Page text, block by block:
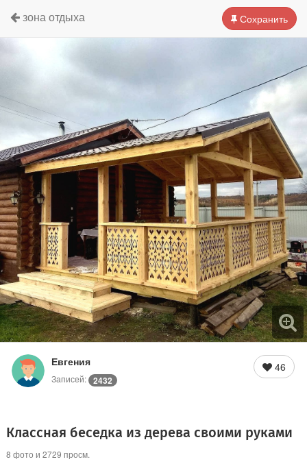
Сохранить
зона отдыха
Евгения
Записей: 2432
46
Классная беседка из дерева своими руками
8 фото и 2729 просм.